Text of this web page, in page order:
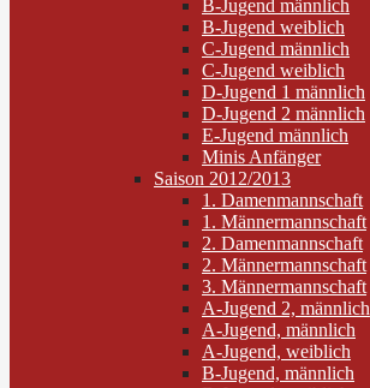
B-Jugend männlich
B-Jugend weiblich
C-Jugend männlich
C-Jugend weiblich
D-Jugend 1 männlich
D-Jugend 2 männlich
E-Jugend männlich
Minis Anfänger
Saison 2012/2013
1. Damenmannschaft
1. Männermannschaft
2. Damenmannschaft
2. Männermannschaft
3. Männermannschaft
A-Jugend 2, männlich
A-Jugend, männlich
A-Jugend, weiblich
B-Jugend, männlich